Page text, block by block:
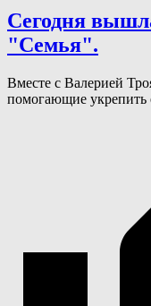
Сегодня
"Семья".
Вместе с Валерией
помогающие укрепить